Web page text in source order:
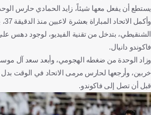
يستطع أن يفعل معها شيئاً، زايد الحمادي حارس
الشنقيطي، بتدخل من تقنية الفيديو، لوجود دهس
فاكوندو دانيال.
وزاد الوحدة من ضغطه الهجومي، وأبعد سعد آل
خربين، وأرجعها لحارس مرمى الاتحاد في الوقت بدل
قبل أن تصل إلى فاكوندو.